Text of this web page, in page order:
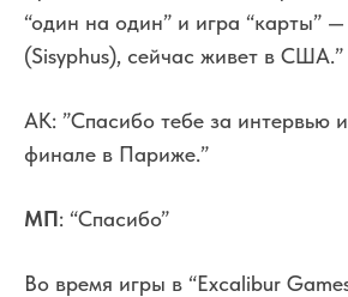
“один на один” и игра “карты”
(Sisyphus), сейчас живет в США.”
АК: ”Спасибо тебе за интервью
финале в Париже.”
МП: “Спасибо”
Во время игры в “Excalibur